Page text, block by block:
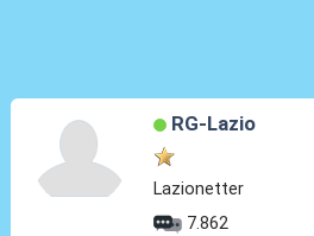
RG-Lazio
Lazionetter
7.862